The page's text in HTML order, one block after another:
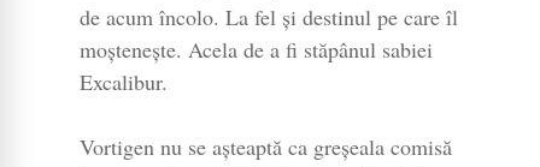
de acum încolo. La fel și destinul pe care îl
moștenește. Acela de a fi stăpânul sabiei
Excalibur.
Vortigen nu se așteaptă ca greșeala comisă